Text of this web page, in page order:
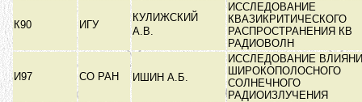
К90 ИГУ
КУЛИЖСКИЙ
А.В.
ИССЛЕДОВАНИЕ
КВАЗИКРИТИЧЕСКОГО
РАСПРОСТРАНЕНИЯ КВ
РАДИОВОЛН
И97 СО РАН ИШИН А.Б.
ИССЛЕДОВАНИЕ
ШИРОКОПОЛОСНОГО
СОЛНЕЧНОГО
РАДИОИЗЛУЧЕНИЯ